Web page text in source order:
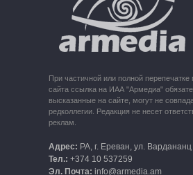
При частичной или полной
сайта ссылка на ИАА "Армедиа"
высказанные на сайте, могут не
редколлегии. Редакция не несет
реклам.
Адрес: РА, г. Ереван, ул.
Тел.: +374 10 537259
Эл. Почта: info@armedia.am